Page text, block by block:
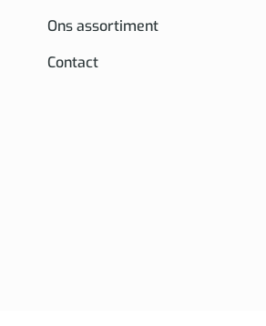
Ons assortiment
Contact